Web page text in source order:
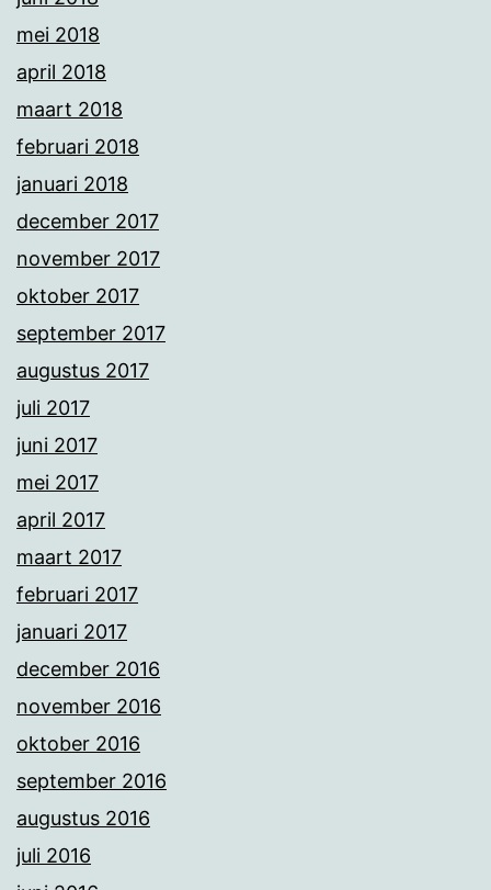
mei 2018
april 2018
maart 2018
februari 2018
januari 2018
december 2017
november 2017
oktober 2017
september 2017
augustus 2017
juli 2017
juni 2017
mei 2017
april 2017
maart 2017
februari 2017
januari 2017
december 2016
november 2016
oktober 2016
september 2016
augustus 2016
juli 2016